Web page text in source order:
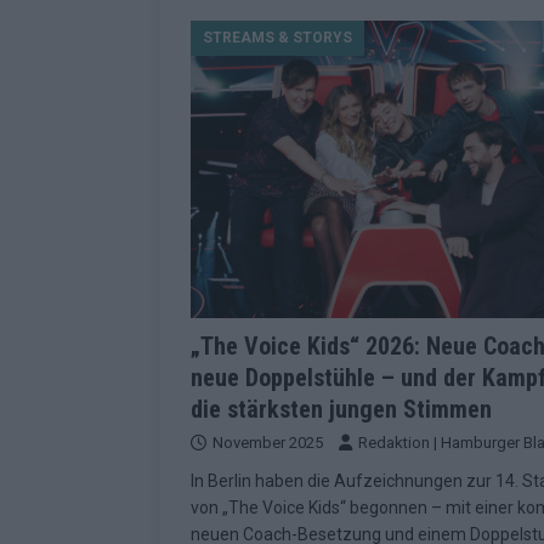
2026 im Überblick
[ Mai 2026 ] Alle 25 ESC-
KOMMENTAR
[ Mai 2026 ] Vier Sieger
Geschichte der ESC-Wertung
[ Mai 2026 ] Das Warten
EUROVISION
[ Mai 2026 ] „Unknown“
redaktionellen Urteil
[ Mai 2026 ] ESC-
[ Juni 2026 ] Europa-Park
Kino EXTRA
STREAMS & STORYS
„The Voice Kids“ 2026: Neue
neue Doppelstühle – und der
die stärksten jungen Stimmen
November 2025 Redaktion | Hamburger
In Berlin haben die Aufzeichnungen zur 14.
von „The Voice Kids“ begonnen – mit einer
neuen Coach-Besetzung und einem